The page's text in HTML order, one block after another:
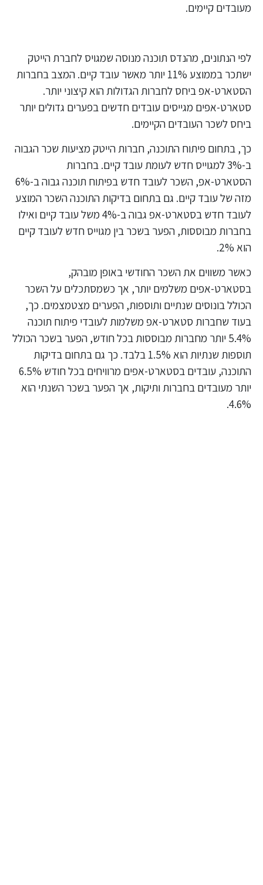
מעובדים קיימים.
לפי הנתונים, מהנדס תוכנה מנוסה שמגויס לחברת הייטק
ישתכר בממוצע 11% יותר מאשר עובד קיים. המצב בחברות
הסטארט-אפ ביחס לחברות הגדולות הוא קיצוני יותר.
סטארט-אפים מגייסים עובדים חדשים בפערים גדולים יותר
ביחס לשכר העובדים הקיימים.
כך, בתחום פיתוח התוכנה, חברות הייטק מציעות שכר הגבוה
ב-3% למגוייס חדש לעומת עובד קיים. בחברות
הסטארט-אפ, השכר לעובד חדש בפיתוח תוכנה גבוה ב-6%
מזה של עובד קיים. גם בתחום בדיקות התוכנה השכר המוצע
לעובד חדש בסטארט-אפ גבוה ב-4% משל עובד קיים ואילו
בחברות מבוססות, הפער בשכר בין מגוייס חדש לעובד קיים
הוא 2%.
כאשר משווים את השכר החודשי באופן מובהק,
בסטארט-אפים משלמים יותר, אך כשמסתכלים על השכר
הכולל בונוסים שנתיים ותוספות, הפערים מצטמצמים. כך,
בעוד שחברות סטארט-אפ משלמות לעובדי פיתוח תוכנה
5.4% יותר מחברות מבוססות בכל חודש, הפער בשכר הכולל
תוספות שנתיות הוא 1.5% בלבד. כך גם בתחום בדיקות
התוכנה, עובדים בסטארט-אפים מרוויחים בכל חודש 6.5%
יותר מעובדים בחברות ותיקות, אך הפער בשכר השנתי הוא
4.6%.